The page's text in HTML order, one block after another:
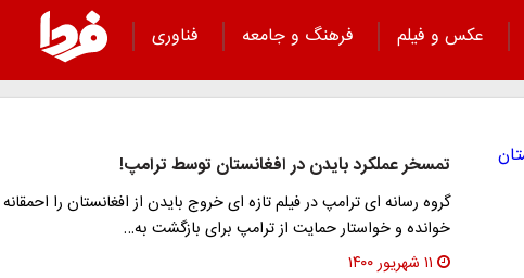
عکس و فیلم فرهنگ و جامعه
فناوری
تمسخر عملکرد بایدن در افغانستان توسط ترامپ!
گروه رسانه ای ترامپ در فیلم تازه ای خروج بایدن از افغانستان را احمقانه
خوانده و خواستار حمایت از ترامپ برای بازگشت به…
۱۱ شهریور ۱۴۰۰